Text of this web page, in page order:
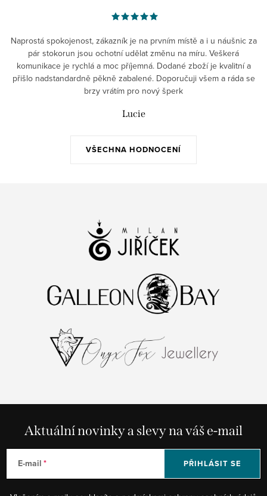
VŠECHNA HODNOCENÍ
Naprostá spokojenost, zákazník je na prvním místě a i u náušnic za
pár stokorun jsou ochotní udělat změnu na míru. Veškerá
komunikace je rychlá a moc příjemná. Dodané zboží je kvalitní a
přišlo nadstandardně pěkně zabalené. Doporučuji všem a ráda se
brzy vrátím pro nový šperk
Lucie
Aktuální novinky a slevy na váš e-mail
E-mail PŘIHLÁSIT SE